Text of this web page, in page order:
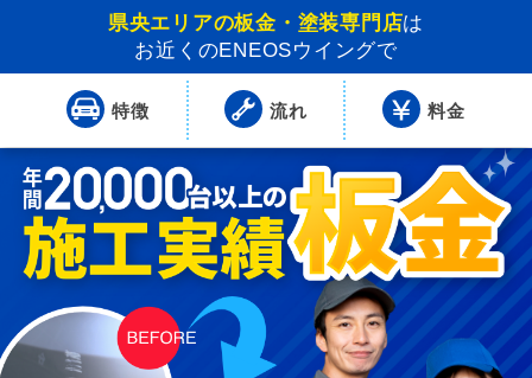
県央エリアの板金・塗装専門店は
お近くのENEOSウイングで
特徴 流れ 料金